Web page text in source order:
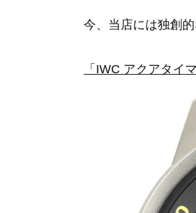
今、当店には独創
「IWC アクアタイ